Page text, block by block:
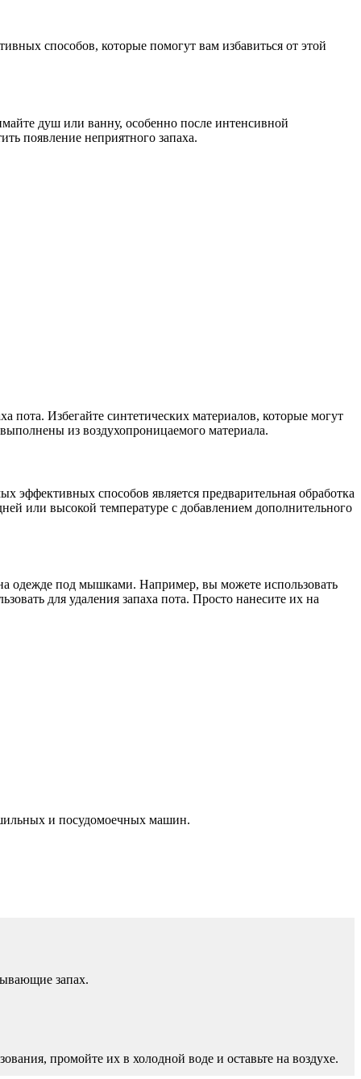
способов, которые помогут вам избавиться от этой
душ или ванну, особенно после интенсивной
появление неприятного запаха.
пота. Избегайте синтетических материалов, которые могут
из воздухопроницаемого материала.
эффективных способов является предварительная обработка
или высокой температуре с добавлением дополнительного
одежде под мышками. Например, вы можете использовать
для удаления запаха пота. Просто нанесите их на
и посудомоечных машин.
запах.
промойте их в холодной воде и оставьте на воздухе.